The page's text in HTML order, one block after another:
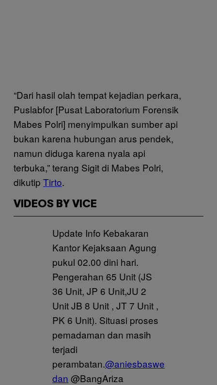
“Dari hasil olah tempat kejadian perkara,
Puslabfor [Pusat Laboratorium Forensik
Mabes Polri] menyimpulkan sumber api
bukan karena hubungan arus pendek,
namun diduga karena nyala api
terbuka,” terang Sigit di Mabes Polri,
dikutip Tirto.
VIDEOS BY VICE
Update Info Kebakaran
Kantor Kejaksaan Agung
pukul 02.00 dini hari.
Pengerahan 65 Unit (JS
36 Unit, JP 6 Unit,JU 2
Unit JB 8 Unit , JT 7 Unit ,
PK 6 Unit). Situasi proses
pemadaman dan masih
terjadi
perambatan.@aniesbaswe
dan @BangAriza